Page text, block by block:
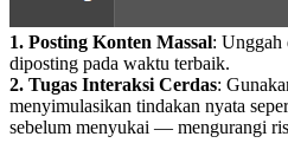
1. Posting Konten Massal: Unggah
diposting pada waktu terbaik.
2. Tugas Interaksi Cerdas:
menyimulasikan tindakan nyata
sebelum menyukai — mengurangi